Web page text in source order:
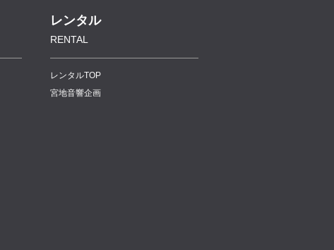
レンタル
RENTAL
レンタルTOP
宮地音響企画